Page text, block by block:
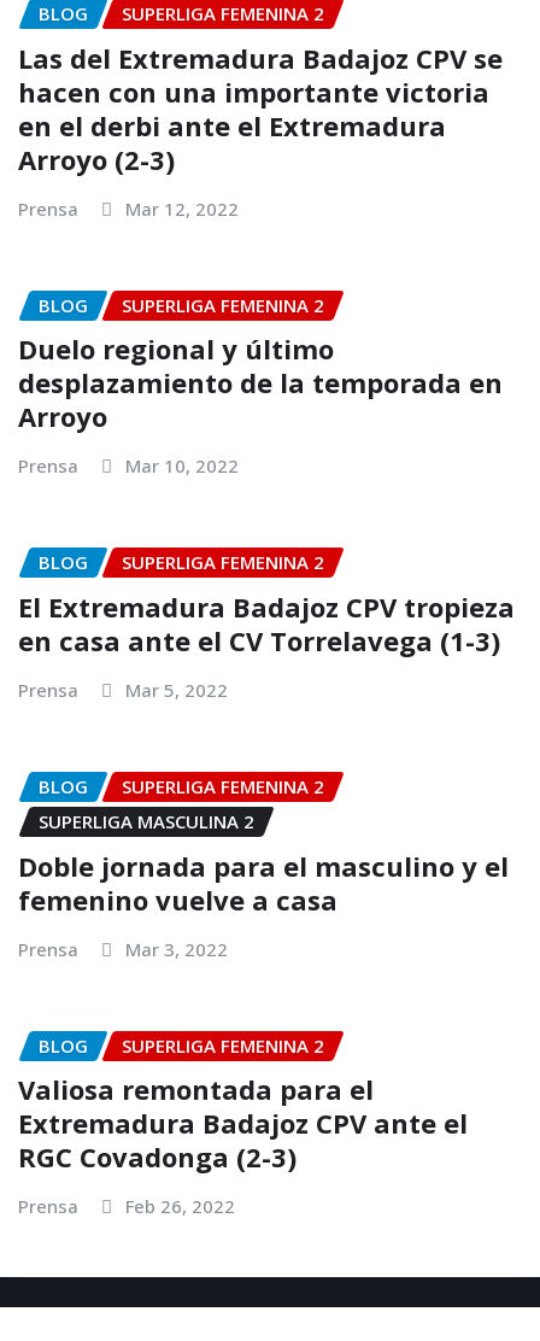
BLOG SUPERLIGA FEMENINA 2
Las del Extremadura Badajoz CPV se
hacen con una importante victoria
en el derbi ante el Extremadura
Arroyo (2-3)
Prensa Mar 12, 2022
BLOG SUPERLIGA FEMENINA 2
Duelo regional y último
desplazamiento de la temporada en
Arroyo
Prensa Mar 10, 2022
BLOG SUPERLIGA FEMENINA 2
El Extremadura Badajoz CPV tropieza
en casa ante el CV Torrelavega (1-3)
Prensa Mar 5, 2022
BLOG
SUPERLIGA FEMENINA 2
SUPERLIGA MASCULINA 2
Doble jornada para el masculino y el
femenino vuelve a casa
Prensa Mar 3, 2022
BLOG SUPERLIGA FEMENINA 2
Valiosa remontada para el
Extremadura Badajoz CPV ante el
RGC Covadonga (2-3)
Prensa Feb 26, 2022